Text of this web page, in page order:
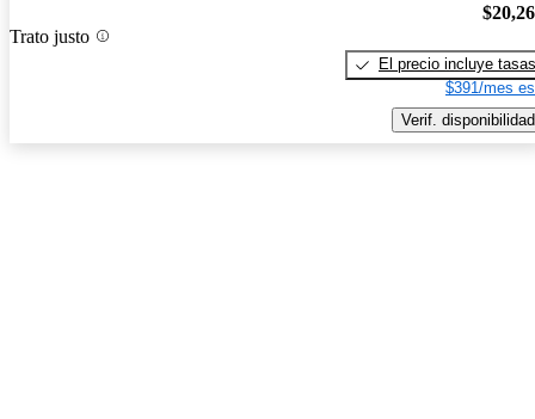
Trato justo
El precio incluye tasas
$391/mes
Verif. disponibilidad